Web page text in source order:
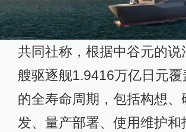
共同社称，根据中谷元的说
艘驱逐舰1.9416万亿日元覆
的全寿命周期，包括构想、
发、量产部署、使用维护和